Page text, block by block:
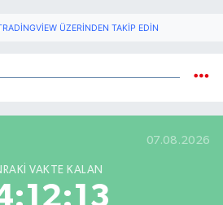
ÜZERINDEN TAKIP EDIN
07.08.2026
VAKTE KALAN